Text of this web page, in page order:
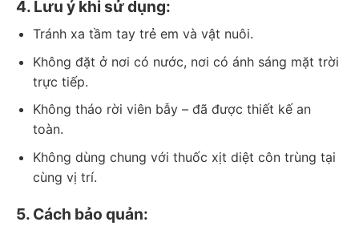
4. Lưu ý khi sử dụng:
Tránh xa tầm tay trẻ em và vật nuôi.
Không đặt ở nơi có nước, nơi có ánh sáng mặt trời
trực tiếp.
Không tháo rời viên bẫy – đã được thiết kế an
toàn.
Không dùng chung với thuốc xịt diệt côn trùng tại
cùng vị trí.
5. Cách bảo quản: